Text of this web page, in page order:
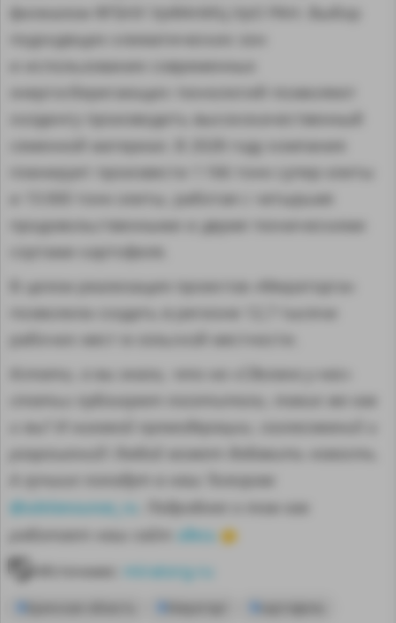
филиалом ФГБНУ УрФАНИЦ УрО РАН. Выбор
подходящих климатических зон
и использование современных
энергосберегающих технологий позволяют
холдингу производить высококачественный
семенной материал. В 2028 году компания
планирует произвести 1 166 тонн супер-элиты
и 15 000 тонн элиты, работая с четырьмя
продовольственными и двумя техническими
сортами картофеля.
В целом реализация проектов «Мираторга»
позволила создать в регионе 12,7 тысячи
рабочих мест в сельской местности.
Кстати, а вы знали, что на «Сделано у нас»
статьи публикуют посетители, такие же как
и вы? И никакой премодерации, согласований и
разрешений! Любой может добавить новость.
А лучшие попадут в наш Телеграм
@sdelanounas_ru
. Подробнее о том как
работает наш сайт
здесь 👈
Источник:
miratorg.ru